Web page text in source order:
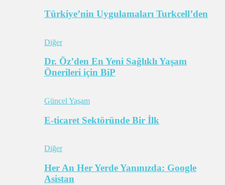
Türkiye’nin Uygulamaları Turkcell’den
Diğer
Dr. Öz’den En Yeni Sağlıklı Yaşam
Önerileri için BiP
Güncel Yaşam
E-ticaret Sektöründe Bir İlk
Diğer
Her An Her Yerde Yanınızda: Google
Asistan